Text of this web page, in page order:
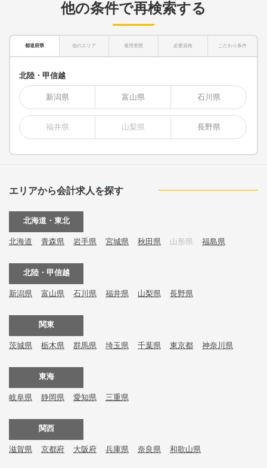
他の条件で再検索する
都道府県 他のエリア 雇用形態 必要資格 こだわり条件
北陸・甲信越
新潟県 富山県 石川県
福井県 山梨県 長野県
エリアから会計求人を探す
北海道・東北
北海道 青森県 岩手県 宮城県 秋田県 山形県 福島県
北陸・甲信越
新潟県 富山県 石川県 福井県 山梨県 長野県
関東
茨城県 栃木県 群馬県 埼玉県 千葉県 東京都 神奈川県
東海
岐阜県 静岡県 愛知県 三重県
関西
滋賀県 京都府 大阪府 兵庫県 奈良県 和歌山県